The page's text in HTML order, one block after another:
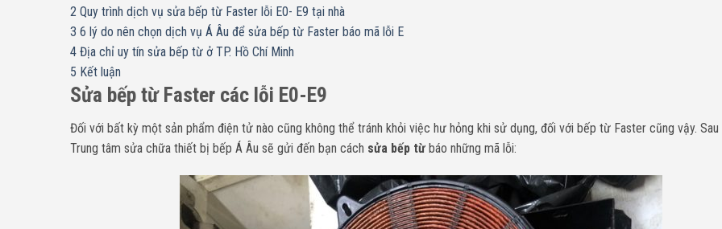
2 Quy trình dịch vụ sửa bếp từ Faster lỗi E0- E9 tại nhà
3 6 lý do nên chọn dịch vụ Á Âu để sửa bếp từ Faster báo mã lỗi E
4 Địa chỉ uy tín sửa bếp từ ở TP. Hồ Chí Minh
5 Kết luận
Sửa bếp từ Faster các lỗi E0-E9
Đối với bất kỳ một sản phẩm điện tử nào cũng không thể tránh khỏi việc hư hỏng khi sử dụng, đối với bếp từ Faster cũng vậy. Sau
Trung tâm sửa chữa thiết bị bếp Á Âu sẽ gửi đến bạn cách sửa bếp từ báo những mã lỗi: